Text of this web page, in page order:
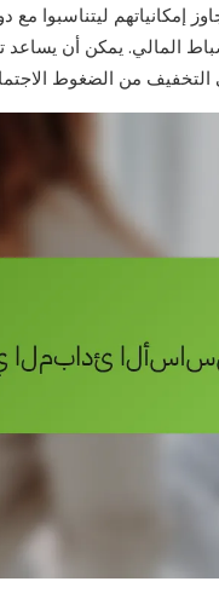
إمكانياتهم ليتناسبوا مع
المالي. يمكن أن